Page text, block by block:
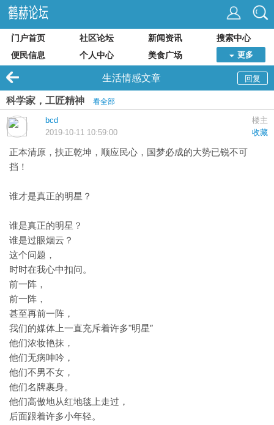
门户首页 社区论坛 新闻资讯
搜索中心
便民信息
个人中心 美食广场 更多
回复
生活情感文章
科学家，工匠精神 看全部
楼主
bcd
收藏
2019-10-11 10:59:00
正本清原，扶正乾坤，顺应民心，国梦必成的大势已锐不可
挡！
谁才是真正的明星？
谁是真正的明星？
谁是过眼烟云？
这个问题，
时时在我心中扣问。
前一阵，
前一阵，
甚至再前一阵，
我们的媒体上一直充斥着许多"明星″
他们浓妆艳抹，
他们无病呻吟，
他们不男不女，
他们名牌裹身。
他们高傲地从红地毯上走过，
后面跟着许多小年轻。